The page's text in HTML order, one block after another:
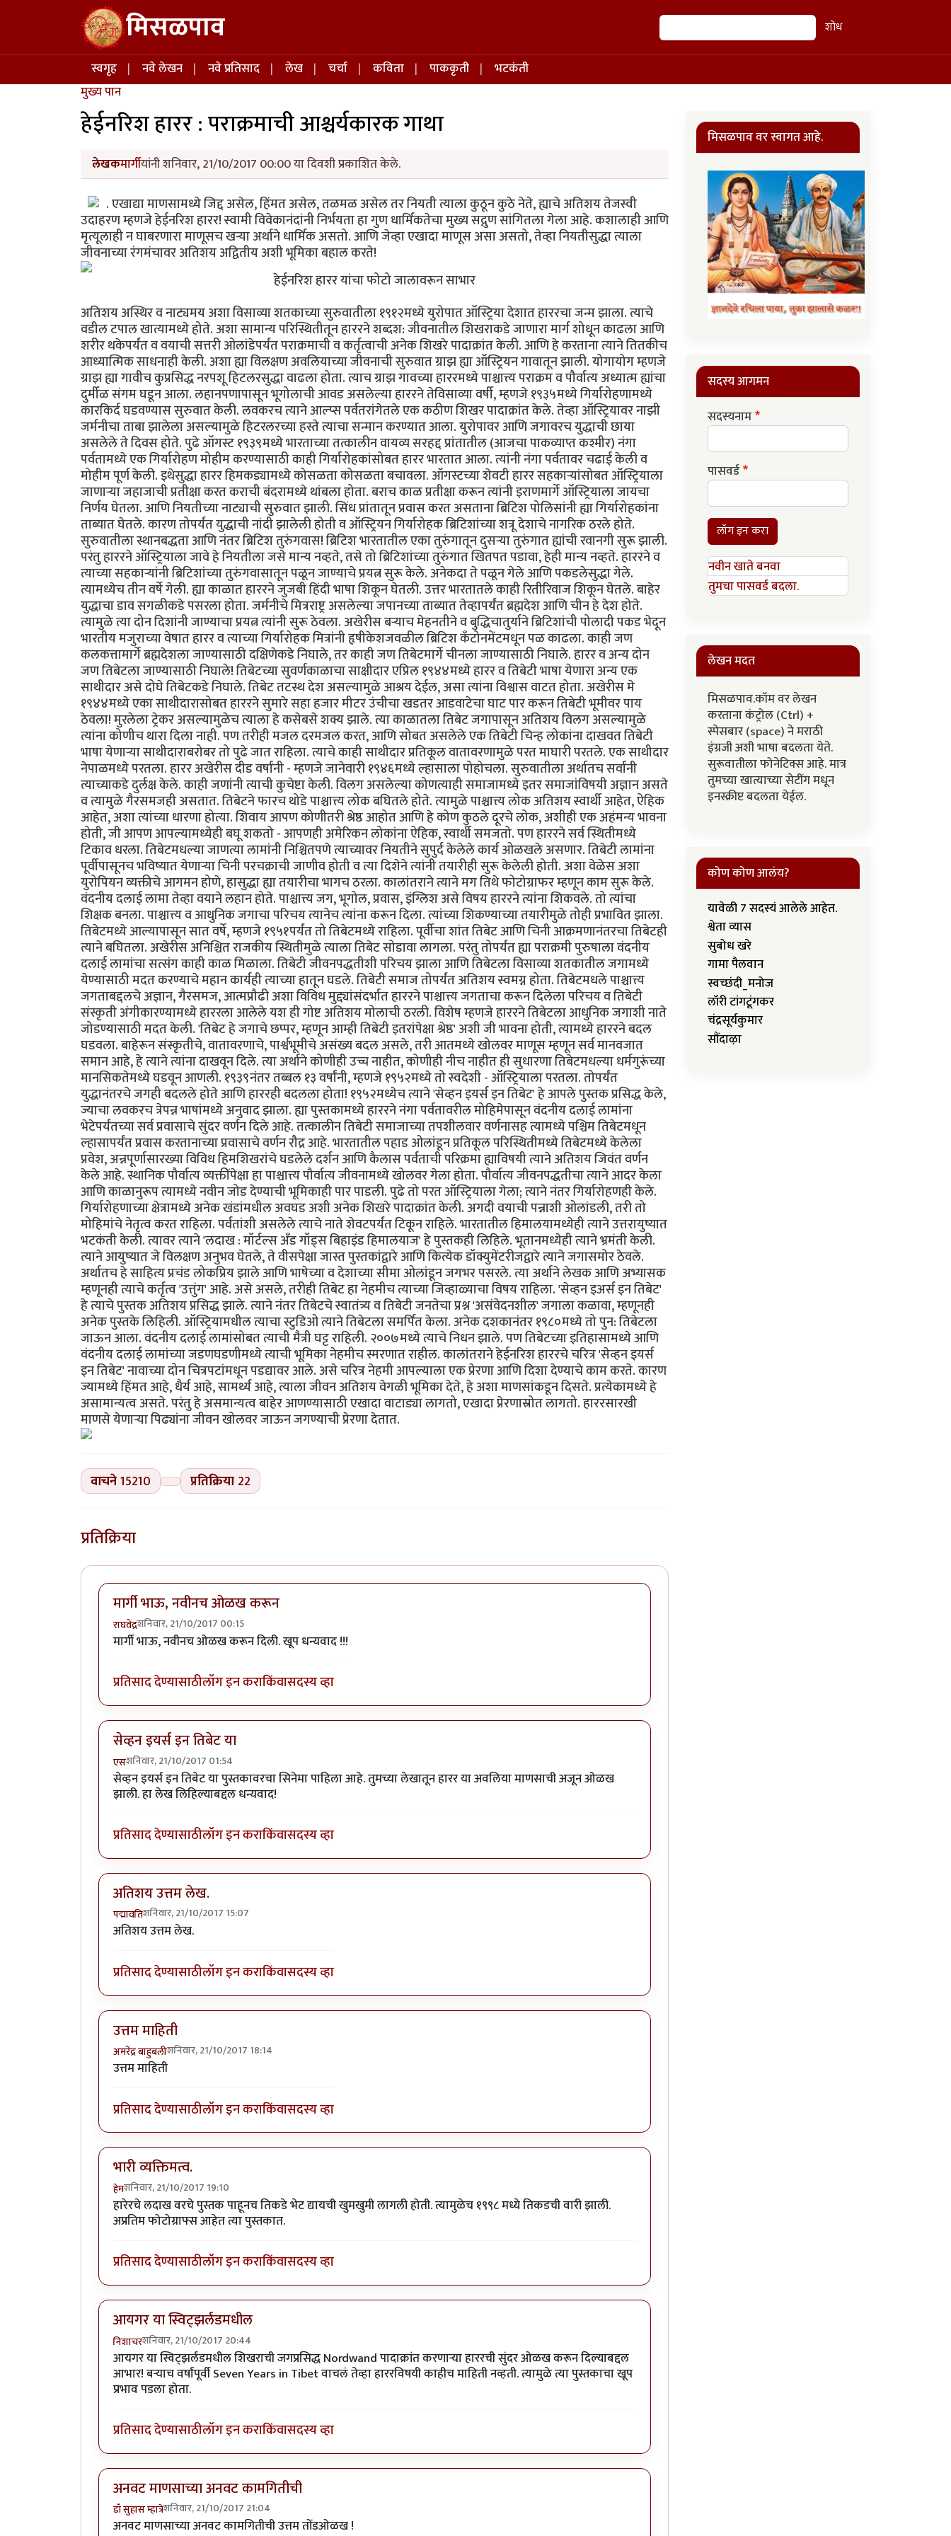
Skip to main content मिसळपाव शोध शोध
Main navigation
स्वगृह नवे लेखन नवे प्रतिसाद लेख चर्चा कविता पाककृती
भटकंती
मुख्य पान
हेईनरिश हारर : पराक्रमाची आश्चर्यकारक गाथा
लेखकमार्गीयांनी शनिवार, 21/10/2017 00:00 या दिवशी प्रकाशित केले.
. एखाद्या माणसामध्ये जिद्द असेल, हिंमत असेल, तळमळ असेल तर नियती त्याला कुठून कुठे नेते, ह्याचे अतिशय तेजस्वी
उदाहरण म्हणजे हेईनरिश हारर! स्वामी विवेकानंदांनी निर्भयता हा गुण धार्मिकतेचा मुख्य सद्गुण सांगितला गेला आहे. कशालाही आणि
मृत्यूलाही न घाबरणारा माणूसच खर्‍या अर्थाने धार्मिक असतो. आणि जेव्हा एखादा माणूस असा असतो, तेव्हा नियतीसुद्धा त्याला
जीवनाच्या रंगमंचावर अतिशय अद्वितीय अशी भूमिका बहाल करते!
हेईनरिश हारर यांचा फोटो जालावरून साभार
अतिशय अस्थिर व नाट्यमय अशा विसाव्या शतकाच्या सुरुवातीला १९१२मध्ये युरोपात ऑस्ट्रिया देशात हाररचा जन्म झाला. त्याचे
वडील टपाल खात्यामध्ये होते. अशा सामान्य परिस्थितीतून हाररने शब्दश: जीवनातील शिखराकडे जाणारा मार्ग शोधून काढला आणि
शरीर थकेपर्यंत व वयाची सत्तरी ओलांडेपर्यंत पराक्रमाची व कर्तृत्वाची अनेक शिखरे पादाक्रांत केली. आणि हे करताना त्याने तितकीच
आध्यात्मिक साधनाही केली. अशा ह्या विलक्षण अवलियाच्या जीवनाची सुरुवात ग्राझ ह्या ऑस्ट्रियन गावातून झाली. योगायोग म्हणजे
ग्राझ ह्या गावीच कुप्रसिद्ध नरपशू हिटलरसुद्धा वाढला होता. त्याच ग्राझ गावच्या हाररमध्ये पाश्चात्त्य पराक्रम व पौर्वात्य अध्यात्म ह्यांचा
दुर्मीळ संगम घडून आला. लहानपणापासून भूगोलाची आवड असलेल्या हाररने तेविसाव्या वर्षी, म्हणजे १९३५मध्ये गिर्यारोहणामध्ये
कारकिर्द घडवण्यास सुरुवात केली. लवकरच त्याने आल्प्स पर्वतरांगेतले एक कठीण शिखर पादाक्रांत केले. तेव्हा ऑस्ट्रियावर नाझी
जर्मनीचा ताबा झालेला असल्यामुळे हिटरलरच्या हस्ते त्याचा सन्मान करण्यात आला. युरोपावर आणि जगावरच युद्धाची छाया
असलेले ते दिवस होते. पुढे ऑगस्ट १९३९मध्ये भारताच्या तत्कालीन वायव्य सरहद्द प्रांतातील (आजचा पाकव्याप्त कश्मीर) नंगा
पर्वतामध्ये एक गिर्यारोहण मोहीम करण्यासाठी काही गिर्यारोहकांसोबत हारर भारतात आला. त्यांनी नंगा पर्वतावर चढाई केली व
मोहीम पूर्ण केली. इथेसुद्धा हारर हिमकड्यामध्ये कोसळता कोसळता बचावला. ऑगस्टच्या शेवटी हारर सहकार्‍यांसोबत ऑस्ट्रियाला
जाणार्‍या जहाजाची प्रतीक्षा करत कराची बंदरामध्ये थांबला होता. बराच काळ प्रतीक्षा करून त्यांनी इराणमार्गे ऑस्ट्रियाला जायचा
निर्णय घेतला. आणि नियतीच्या नाट्याची सुरुवात झाली. सिंध प्रांतातून प्रवास करत असताना ब्रिटिश पोलिसांनी ह्या गिर्यारोहकांना
ताब्यात घेतले. कारण तोपर्यंत युद्धाची नांदी झालेली होती व ऑस्ट्रियन गिर्यारोहक ब्रिटिशांच्या शत्रू देशाचे नागरिक ठरले होते.
सुरुवातीला स्थानबद्धता आणि नंतर ब्रिटिश तुरुंगवास! ब्रिटिश भारतातील एका तुरुंगातून दुसर्‍या तुरुंगात ह्यांची रवानगी सुरू झाली.
परंतु हाररने ऑस्ट्रियाला जावे हे नियतीला जसे मान्य नव्हते, तसे तो ब्रिटिशांच्या तुरुंगात खितपत पडावा, हेही‌ मान्य नव्हते. हाररने व
त्याच्या सहकार्‍यांनी ब्रिटिशांच्या तुरुंगवासातून पळून जाण्याचे प्रयत्न सुरू केले. अनेकदा ते पळून गेले आणि पकडलेसुद्धा गेले.
त्यामध्येच तीन वर्षे गेली. ह्या काळात हाररने जुजबी हिंदी भाषा शिकून घेतली. उत्तर भारतातले काही रितीरिवाज शिकून घेतले. बाहेर
युद्धाचा डाव सगळीकडे पसरला होता. जर्मनीचे मित्रराष्ट्र असलेल्या जपानच्या ताब्यात तेव्हापर्यंत ब्रह्मदेश आणि चीन हे देश होते.
त्यामुळे त्या दोन दिशांनी जाण्याचा प्रयत्न त्यांनी सुरू ठेवला. अखेरीस बर्‍याच मेहनतीने व बुद्धिचातुर्याने ब्रिटिशांची पोलादी पकड भेदून
भारतीय मजुराच्या वेषात हारर व त्याच्या गिर्यारोहक मित्रांनी हृषीकेशजवळील ब्रिटिश कँटोनमेंटमधून पळ काढला. काही जण
कलकत्तामार्गे ब्रह्मदेशला जाण्यासाठी दक्षिणेकडे निघाले, तर काही जण तिबेटमार्गे चीनला जाण्यासाठी निघाले. हारर व अन्य दोन
जण तिबेटला जाण्यासाठी निघाले! तिबेटच्या सुवर्णकाळाचा साक्षीदार एप्रिल १९४४मध्ये हारर व तिबेटी भाषा येणारा अन्य एक
साथीदार असे दोघे तिबेटकडे निघाले. तिबेट तटस्थ देश असल्यामुळे आश्रय देईल, असा त्यांना विश्वास वाटत होता. अखेरीस मे
१९४४मध्ये एका साथीदारासोबत हाररने सुमारे सहा हजार मीटर उंचीचा खडतर आडवाटेचा घाट पार करून तिबेटी भूमीवर पाय
ठेवला! मुरलेला ट्रेकर असल्यामुळेच त्याला हे कसेबसे शक्य झाले. त्या काळातला तिबेट जगापासून अतिशय विलग असल्यामुळे
त्यांना कोणीच थारा दिला नाही. पण तरीही मजल दरमजल करत, आणि सोबत असलेले एक तिबेटी चिन्ह लोकांना दाखवत तिबेटी
भाषा येणार्‍या साथीदाराबरोबर तो पुढे जात राहिला. त्याचे काही साथीदार प्रतिकूल वातावरणामुळे परत माघारी परतले. एक साथीदार
नेपाळमध्ये परतला. हारर अखेरीस दीड वर्षांनी - म्हणजे जानेवारी १९४६मध्ये ल्हासाला पोहोचला. सुरुवातीला अर्थातच सर्वांनी
त्याच्याकडे दुर्लक्ष केले. काही जणांनी त्याची कुचेष्टा केली. विलग असलेल्या कोणत्याही समाजामध्ये इतर समाजांविषयी अज्ञान असते
व त्यामुळे गैरसमजही असतात. तिबेटने फारच थोडे पाश्चात्त्य लोक बघितले होते. त्यामुळे पाश्चात्त्य लोक अतिशय स्वार्थी आहेत, ऐहिक
आहेत, अशा त्यांच्या धारणा होत्या. शिवाय आपण कोणीतरी श्रेष्ठ आहोत आणि हे कोण कुठले दूरचे लोक, अशीही एक अहंमन्य भावना
होती, जी आपण आपल्यामध्येही बघू शकतो - आपणही अमेरिकन लोकांना ऐहिक, स्वार्थी समजतो. पण हाररने सर्व स्थितीमध्ये
टिकाव धरला. तिबेटमधल्या जाणत्या लामांनी निश्चितपणे त्याच्यावर नियतीने सुपुर्द केलेले कार्य ओळखले असणार. तिबेटी लामांना
पूर्वीपासूनच भविष्यात येणार्‍या चिनी परचक्राची जाणीव होती व त्या दिशेने त्यांनी तयारीही सुरू केलेली होती. अशा वेळेस अशा
युरोपियन व्यक्तीचे आगमन होणे, हासुद्धा ह्या तयारीचा भागच ठरला. कालांतराने त्याने मग तिथे फोटोग्राफर म्हणून काम सुरू केले.
वंदनीय दलाई लामा तेव्हा वयाने लहान होते. पाश्चात्त्य जग, भूगोल, प्रवास, इंग्लिश असे विषय हाररने त्यांना शिकवले. तो त्यांचा
शिक्षक बनला. पाश्चात्त्य व आधुनिक जगाचा परिचय त्यानेच त्यांना करून दिला. त्यांच्या शिकण्याच्या तयारीमुळे तोही प्रभावित झाला.
तिबेटमध्ये आल्यापासून सात वर्षे, म्हणजे १९५१पर्यंत तो तिबेटमध्ये राहिला. पूर्वीचा शांत तिबेट आणि चिनी आक्रमणानंतरचा तिबेटही
त्याने बघितला. अखेरीस अनिश्चित राजकीय स्थितीमुळे त्याला तिबेट सोडावा लागला. परंतु तोपर्यंत ह्या पराक्रमी पुरुषाला वंदनीय
दलाई लामांचा सत्संग काही काळ मिळाला. तिबेटी जीवनपद्धतीशी परिचय झाला आणि तिबेटला विसाव्या शतकातील जगामध्ये
येण्यासाठी मदत करण्याचे महान कार्यही त्याच्या हातून घडले. तिबेटी समाज तोपर्यंत अतिशय स्वमग्न होता. तिबेटमधले पाश्चात्त्य
जगताबद्दलचे अज्ञान, गैरसमज, आत्मप्रौढी अशा विविध मुद्द्यांसंदर्भात हाररने पाश्चात्त्य जगताचा करून दिलेला परिचय व तिबेटी
संस्कृती अंगीकारण्यामध्ये हाररला आलेले यश ही गोष्ट अतिशय मोलाची ठरली. विशेष म्हणजे हाररने तिबेटला आधुनिक जगाशी नाते
जोडण्यासाठी मदत केली. 'तिबेट हे जगाचे छप्पर, म्हणून आम्ही तिबेटी इतरांपेक्षा श्रेष्ठ' अशी जी भावना होती, त्यामध्ये हाररने बदल
घडवला. बाहेरून संस्कृतीचे, वातावरणाचे, पार्श्वभूमीचे असंख्य बदल असले, तरी आतमध्ये खोलवर माणूस म्हणून सर्व मानवजात
समान आहे, हे त्याने त्यांना दाखवून दिले. त्या अर्थाने कोणीही उच्च नाहीत, कोणीही नीच नाहीत ही सुधारणा तिबेटमधल्या धर्मगुरूंच्या
मानसिकतेमध्ये घडवून आणली. १९३९नंतर तब्बल १३ वर्षांनी, म्हणजे १९५२मध्ये तो स्वदेशी - ऑस्ट्रियाला परतला. तोपर्यंत
युद्धानंतरचे जगही‌ बदलले होते आणि हाररही बदलला होता! १९५२मध्येच त्याने 'सेव्हन इयर्स इन तिबेट' हे आपले पुस्तक प्रसिद्ध केले,
ज्याचा लवकरच त्रेपन्न भाषांमध्ये अनुवाद झाला. ह्या पुस्तकामध्ये हाररने नंगा पर्वतावरील मोहिमेपासून वंदनीय दलाई लामांना
भेटेपर्यंतच्या सर्व प्रवासाचे सुंदर वर्णन दिले आहे. तत्कालीन तिबेटी समाजाच्या तपशीलवार वर्णनासह त्यामध्ये पश्चिम तिबेटमधून
ल्हासापर्यंत प्रवास करतानाच्या प्रवासाचे वर्णन रौद्र आहे. भारतातील पहाड ओलांडून प्रतिकूल परिस्थितीमध्ये तिबेटमध्ये केलेला
प्रवेश, अन्नपूर्णासारख्या विविध हिमशिखरांचे घडलेले दर्शन आणि कैलास पर्वताची परिक्रमा ह्याविषयी त्याने अतिशय जिवंत वर्णन
केले आहे. स्थानिक पौर्वात्य व्यक्तींपेक्षा हा पाश्चात्त्य पौर्वात्य जीवनामध्ये खोलवर गेला होता. पौर्वात्य जीवनपद्धतीचा त्याने आदर केला
आणि काळानुरूप त्यामध्ये नवीन जोड देण्याची भूमिकाही पार पाडली. पुढे तो परत ऑस्ट्रियाला गेला; त्याने नंतर गिर्यारोहणही केले.
गिर्यारोहणाच्या क्षेत्रामध्ये अनेक खंडांमधील अवघड अशी अनेक शिखरे पादाक्रांत केली. अगदी वयाची पन्नाशी ओलांडली, तरी तो
मोहिमांचे नेतृत्व करत राहिला. पर्वतांशी असलेले त्याचे नाते शेवटपर्यंत टिकून राहिले. भारतातील हिमालयामध्येही त्याने उत्तरायुष्यात
भटकंती केली. त्यावर त्याने 'लदाख : मॉर्टल्स अँड गॉड्स बिहाइंड हिमालयाज' हे पुस्तकही लिहिले. भूतानमध्येही त्याने भ्रमंती केली.
त्याने आयुष्यात जे विलक्षण अनुभव घेतले, ते वीसपेक्षा जास्त पुस्तकांद्वारे आणि कित्येक डॉक्युमेंटरीजद्वारे त्याने जगासमोर ठेवले.
अर्थातच हे साहित्य प्रचंड लोकप्रिय झाले आणि भाषेच्या व देशाच्या सीमा ओलांडून जगभर पसरले. त्या अर्थाने लेखक आणि अभ्यासक
म्हणूनही त्याचे कर्तृत्व 'उत्तुंग' आहे. असे असले, तरीही तिबेट हा नेहमीच त्याच्या जिव्हाळ्याचा विषय राहिला. 'सेव्हन इअर्स इन तिबेट'
हे त्याचे पुस्तक अतिशय प्रसिद्ध झाले. त्याने नंतर तिबेटचे स्वातंत्र्य व तिबेटी‌ जनतेचा प्रश्न 'असंवेदनशील' जगाला कळावा, म्हणूनही
अनेक पुस्तके लिहिली. ऑस्ट्रियामधील त्याचा स्टुडिओ त्याने तिबेटला समर्पित केला. अनेक दशकानंतर १९८०मध्ये तो पुन: तिबेटला
जाऊन आला. वंदनीय दलाई लामांसोबत त्याची मैत्री घट्ट राहिली. २००७मध्ये त्याचे निधन झाले. पण तिबेटच्या इतिहासामध्ये आणि
वंदनीय दलाई लामांच्या जडणघडणीमध्ये त्याची भूमिका नेहमीच स्मरणात राहील. कालांतराने हेईनरिश हाररचे चरित्र 'सेव्हन इयर्स
इन तिबेट' नावाच्या दोन चित्रपटांमधून पडद्यावर आले. असे चरित्र नेहमी आपल्याला एक प्रेरणा आणि दिशा देण्याचे काम करते. कारण
ज्यामध्ये हिंमत आहे, धैर्य आहे, सामर्थ्य आहे, त्याला जीवन अतिशय वेगळी भूमिका देते, हे अशा माणसांकडून दिसते. प्रत्येकामध्ये हे
असामान्यत्व असते. परंतु हे असमान्यत्व बाहेर आणण्यासाठी एखादा वाटाड्या लागतो, एखादा प्रेरणास्रोत लागतो. हाररसारखी
माणसे येणार्‍या पिढ्यांना जीवन खोलवर जाऊन जगण्याची प्रेरणा देतात.
वाचने15210 प्रतिक्रिया 22
प्रतिक्रिया
मार्गी भाऊ, नवीनच ओळख करून
राघवेंद्रशनिवार, 21/10/2017 00:15
मार्गी भाऊ, नवीनच ओळख करून दिली. खूप धन्यवाद !!!
प्रतिसाद देण्यासाठीलॉग इन कराकिंवासदस्य व्हा
सेव्हन इयर्स इन तिबेट या
एसशनिवार, 21/10/2017 01:54
सेव्हन इयर्स इन तिबेट या पुस्तकावरचा सिनेमा पाहिला आहे. तुमच्या लेखातून हारर या अवलिया माणसाची अजून ओळख
झाली. हा लेख लिहिल्याबद्दल धन्यवाद!
प्रतिसाद देण्यासाठीलॉग इन कराकिंवासदस्य व्हा
अतिशय उत्तम लेख.
पद्मावतिशनिवार, 21/10/2017 15:07
अतिशय उत्तम लेख.
प्रतिसाद देण्यासाठीलॉग इन कराकिंवासदस्य व्हा
उत्तम माहिती
अमरेंद्र बाहुबलीशनिवार, 21/10/2017 18:14
उत्तम माहिती
प्रतिसाद देण्यासाठीलॉग इन कराकिंवासदस्य व्हा
भारी व्यक्तिमत्व.
हेमशनिवार, 21/10/2017 19:10
हारेरचे लदाख वरचे पुस्तक पाहूनच तिकडे भेट द्यायची खुमखुमी लागली होती. त्यामुळेच १९९८ मध्ये तिकडची वारी झाली.
अप्रतिम फोटोग्राफ्स आहेत त्या पुस्तकात.
प्रतिसाद देण्यासाठीलॉग इन कराकिंवासदस्य व्हा
आयगर या स्विट्झर्लंडमधील
निशाचरशनिवार, 21/10/2017 20:44
आयगर या स्विट्झर्लंडमधील शिखराची जगप्रसिद्ध Nordwand पादाक्रांत करणार्‍या हाररची सुंदर ओळख करून दिल्याबद्दल
आभार! बर्‍याच वर्षांपूर्वी Seven Years in Tibet वाचलं तेव्हा हाररविषयी काहीच माहिती नव्हती. त्यामुळे त्या पुस्तकाचा खूप
प्रभाव पडला होता.
प्रतिसाद देण्यासाठीलॉग इन कराकिंवासदस्य व्हा
अनवट माणसाच्या अनवट कामगितीची
डॉ सुहास म्हात्रेशनिवार, 21/10/2017 21:04
अनवट माणसाच्या अनवट कामगितीची उत्तम तोंडओळख !
मिसळपाव वर स्वागत आहे.
सदस्य आगमन
सदस्यनाम
पासवर्ड
लॉग इन करा
नवीन खाते बनवा
तुमचा पासवर्ड बदला.
लेखन मदत
मिसळपाव.कॉम वर लेखन
करताना कंट्रोल (Ctrl) +
स्पेसबार (space) ने मराठी
इंग्रजी अशी भाषा बदलता येते.
सुरूवातीला फोनेटिक्स आहे. मात्र
तुमच्या खात्याच्या सेटींग मधून
इनस्क्रीप्ट बदलता येईल.
कोण कोण आलंय?
यावेळी 7 सदस्यं आलेले आहेत.
श्वेता व्यास
सुबोध खरे
गामा पैलवान
स्वच्छंदी_मनोज
लॉरी टांगटूंगकर
चंद्रसूर्यकुमार
सौंदाऴा